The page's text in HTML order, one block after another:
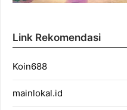
Link Rekomendasi
Koin688
mainlokal.id